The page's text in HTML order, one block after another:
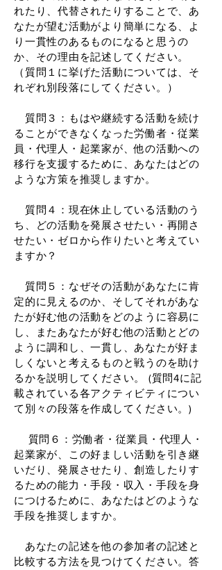
れたり、代替されたりすることで、あ
なたが望む活動がより簡単になる、よ
り一貫性のあるものになると思うの
か、その理由を記述してください。
（質問１に挙げた活動については、そ
れぞれ別段落にしてください。）
質問３：もはや継続する活動を続け
ることができなくなった労働者・従業
員・代理人・起業家が、他の活動への
移行を支援するために、あなたはどの
ような方策を推奨しますか。
質問４：現在休止している活動のう
ち、どの活動を発展させたい・再開さ
せたい・ゼロから作りたいと考えてい
ますか？
質問５：なぜその活動があなたに肯
定的に見えるのか、そしてそれがあな
たが好む他の活動をどのように容易に
し、またあなたが好む他の活動とどの
ように調和し、一貫し、あなたが好ま
しくないと考えるものと戦うのを助け
るかを説明してください。 (質問4に記
載されている各アクティビティについ
て別々の段落を作成してください。)
質問６：労働者・従業員・代理人・
起業家が、この好ましい活動を引き継
いだり、発展させたり、創造したりす
るための能力・手段・収入・手段を身
につけるために、あなたはどのような
手段を推奨しますか。
あなたの記述を他の参加者の記述と
比較する方法を見つけてください。答